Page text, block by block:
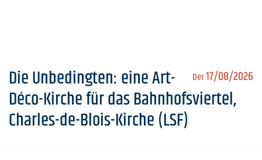
Der17/08/2026
Die Unbedingten: eine Art-
Déco-Kirche für das Bahnhofsviertel,
Charles-de-Blois-Kirche (LSF)